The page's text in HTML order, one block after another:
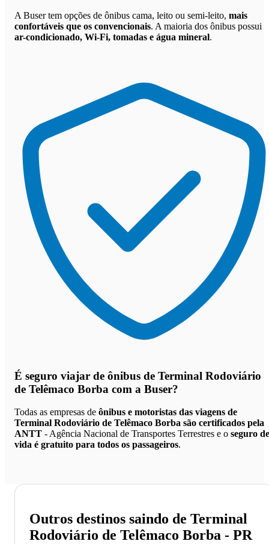
A Buser tem opções de ônibus cama, leito ou semi-leito, mais
confortáveis que os convencionais. A maioria dos ônibus possui
ar-condicionado, Wi-Fi, tomadas e água mineral.
É seguro viajar de ônibus de Terminal Rodoviário
de Telêmaco Borba com a Buser?
Todas as empresas de ônibus e motoristas das viagens de
Terminal Rodoviário de Telêmaco Borba são certificados pela
ANTT - Agência Nacional de Transportes Terrestres e o seguro de
vida é gratuito para todos os passageiros.
Outros destinos saindo de Terminal
Rodoviário de Telêmaco Borba - PR